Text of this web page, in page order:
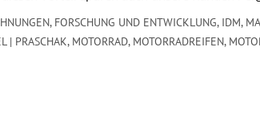
, FORSCHUNG UND ENTWICKLUNG, IDM,
| PRASCHAK, MOTORRAD, MOTORRADREIFEN,